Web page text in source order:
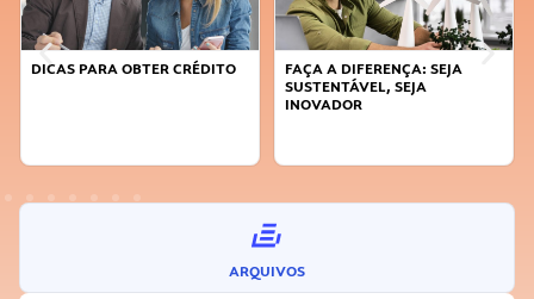
DICAS PARA OBTER CRÉDITO
FAÇA A DIFERENÇA: SEJA
SUSTENTÁVEL, SEJA
INOVADOR
ARQUIVOS